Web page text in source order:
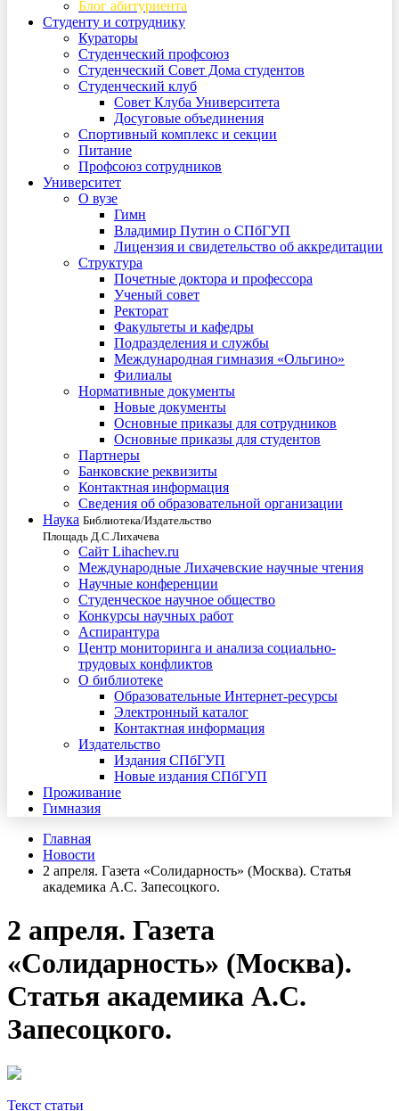
Блог абитуриента
Студенту и сотруднику
Кураторы
Студенческий профсоюз
Студенческий Совет Дома студентов
Студенческий клуб
Совет Клуба Университета
Досуговые объединения
Спортивный комплекс и секции
Питание
Профсоюз сотрудников
Университет
О вузе
Гимн
Владимир Путин о СПбГУП
Лицензия и свидетельство об аккредитации
Структура
Почетные доктора и профессора
Ученый совет
Ректорат
Факультеты и кафедры
Подразделения и службы
Международная гимназия «Ольгино»
Филиалы
Нормативные документы
Новые документы
Основные приказы для сотрудников
Основные приказы для студентов
Партнеры
Банковские реквизиты
Контактная информация
Сведения об образовательной организации
Наука Библиотека/Издательство
Площадь Д.С.Лихачева
Сайт Lihachev.ru
Международные Лихачевские научные чтения
Научные конференции
Студенческое научное общество
Конкурсы научных работ
Аспирантура
Центр мониторинга и анализа социально-
трудовых конфликтов
О библиотеке
Образовательные Интернет-ресурсы
Электронный каталог
Контактная информация
Издательство
Издания СПбГУП
Новые издания СПбГУП
Проживание
Гимназия
Главная
Новости
2 апреля. Газета «Солидарность» (Москва). Статья
академика А.С. Запесоцкого.
2 апреля. Газета
«Солидарность» (Москва).
Статья академика А.С.
Запесоцкого.
Текст статьи